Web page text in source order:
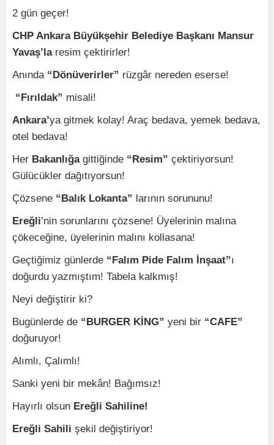
2 gün geçer!
CHP Ankara Büyükşehir Belediye Başkanı Mansur
Yavaş’laresim çektirirler!
Anında “Dönüverirler” rüzgâr nereden eserse!
“Fırıldak” misali!
Ankara’ya gitmek kolay! Araç bedava, yemek bedava,
otel bedava!
Her Bakanlığagittiğinde “Resim” çektiriyorsun!
Gülücükler dağıtıyorsun!
Çözsene “Balık Lokanta” larının sorununu!
Ereğli’nin sorunlarını çözsene! Üyelerinin malına
çökeceğine, üyelerinin malını kollasana!
Geçtiğimiz günlerde “Falım Pide Falım İnşaat”ı
doğurdu yazmıştım! Tabela kalkmış!
Neyi değiştirir ki?
Bugünlerde de “BURGER KİNG” yeni bir “CAFE”
doğuruyor!
Alımlı, Çalımlı!
Sanki yeni bir mekân! Bağımsız!
Hayırlı olsun Ereğli Sahiline!
Ereğli Sahili şekil değiştiriyor!